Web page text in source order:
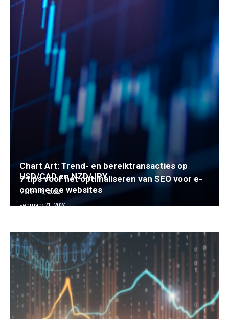
Chart Art: Trend- en bereiktransacties op
USD/CAD en NZD/JPY
March 16, 2022
7 tips voor het optimaliseren van SEO voor e-
commerce websites
February 21, 2024